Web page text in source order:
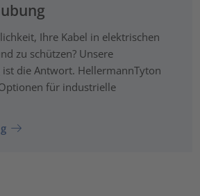
Ihre Kabel in elektrischen
zu schützen? Unsere
ist die Antwort. HellermannTyton
für industrielle